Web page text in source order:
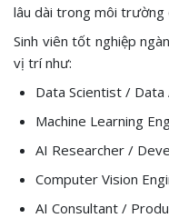
lâu dài trong môi trường
Sinh viên tốt nghiệp
vị trí như:
Data Scientist / Data
Machine Learning
AI Researcher /
Computer Vision
AI Consultant /